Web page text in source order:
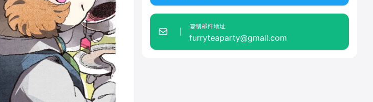
复制邮件地址
furryteaparty@gmail.com